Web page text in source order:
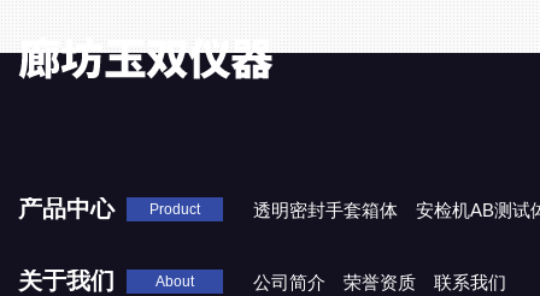
产品中心 Product 透明密封手套箱体 安检机AB测试
关于我们 About 公司简介 荣誉资质 联系我们